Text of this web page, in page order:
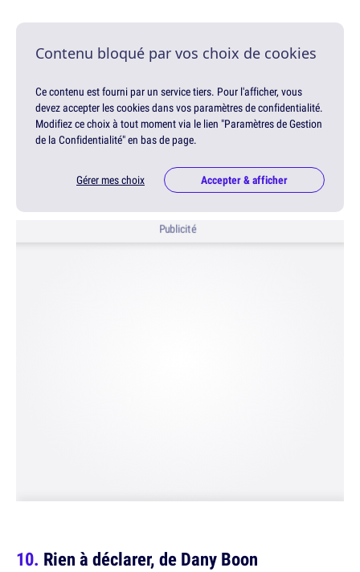
Contenu bloqué par vos choix de cookies
Ce contenu est fourni par un service tiers. Pour l'afficher, vous
devez accepter les cookies dans vos paramètres de confidentialité.
Modifiez ce choix à tout moment via le lien "Paramètres de Gestion
de la Confidentialité" en bas de page.
Gérer mes choix Accepter & afficher
Publicité
Rien à déclarer, de Dany Boon